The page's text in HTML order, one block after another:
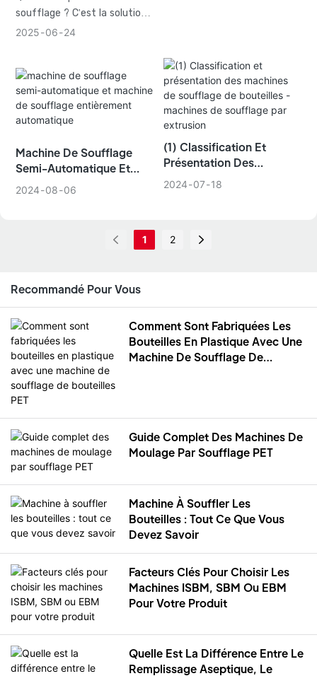
soufflage ? C'est la solution
idéale pour fabriquer
robustes et de qualité
professionnelle, avec
d'excellents résultats à
chaque fois. Le procédé
transforme le plastique en
emballages performants, et
choisir la machine adaptée
2025 06 24
Machine De Soufflage
Semi-Automatique Et
Machine De Soufflage
2024 08 06
(1) Classification Et
Présentation Des
Machines De Soufflage
2024 07 18
1 2
Recommandé Pour Vous
Comment Sont Fabriquées Les
Bouteilles En Plastique Avec Une
Machine De Soufflage De
Guide Complet Des Machines De
Moulage Par Soufflage PET
Machine À Souffler Les
Bouteilles : Tout Ce Que Vous
Devez Savoir
Facteurs Clés Pour Choisir Les
Machines ISBM, SBM Ou EBM
Pour Votre Produit
Quelle Est La Différence Entre Le
Remplissage Aseptique, Le